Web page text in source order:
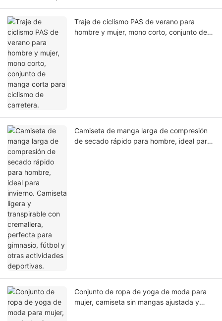
Traje de ciclismo PAS de verano para
hombre y mujer, mono corto, conjunto de
Camiseta de manga larga de compresión
de secado rápido para hombre, ideal para
Conjunto de ropa de yoga de moda para
mujer, camiseta sin mangas ajustada y